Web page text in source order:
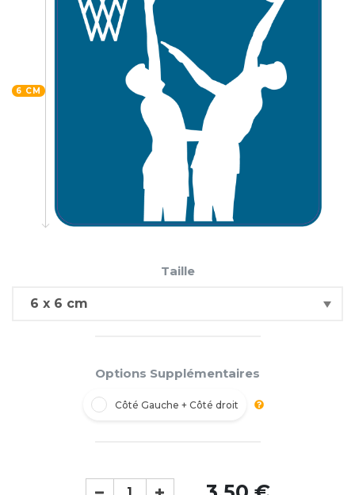
6 CM
Taille
Options Supplémentaires
Côté Gauche + Côté droit